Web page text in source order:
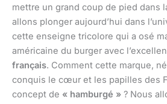
mettre un grand coup de pied dans
allons plonger aujourd’hui dans
cette enseigne tricolore qui a osé
américaine du burger avec
français. Comment cette marque,
conquis le cœur et les papilles des
concept de « hamburgé » ? Nous